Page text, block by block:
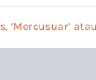
‘Mercusuar’